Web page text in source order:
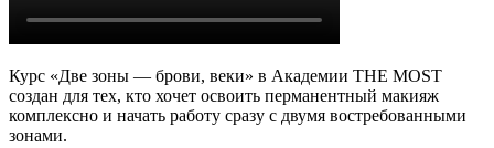
Курс «Две зоны — брови, веки» в Академии THE MOST
создан для тех, кто хочет освоить перманентный макияж
комплексно и начать работу сразу с двумя востребованными
зонами.